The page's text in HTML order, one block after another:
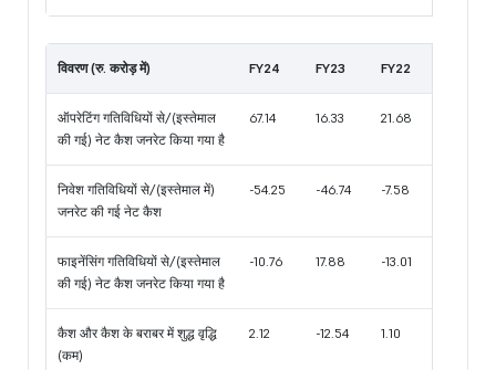
विवरण (रु. करोड़ में) FY24 FY23 FY22
ऑपरेटिंग गतिविधियों से/(इस्तेमाल
की गई) नेट कैश जनरेट किया गया है
67.14 16.33 21.68
निवेश गतिविधियों से/(इस्तेमाल में)
जनरेट की गई नेट कैश
-54.25 -46.74 -7.58
फाइनेंसिंग गतिविधियों से/(इस्तेमाल
की गई) नेट कैश जनरेट किया गया है
-10.76 17.88 -13.01
कैश और कैश के बराबर में शुद्ध वृद्धि
(कम)
2.12 -12.54 1.10